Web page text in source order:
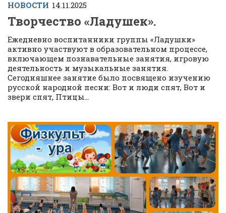
НОВОСТИ 14.11.2025
Творчество «Ладушек».
Ежедневно воспитанники группы «Ладушки»
активно участвуют в образовательном процессе,
включающем познавательные занятия, игровую
деятельность и музыкальные занятия.
Сегодняшнее занятие было посвящено изучению
русской народной песни: Вот и люди спят, Вот и
звери спят, Птицы...